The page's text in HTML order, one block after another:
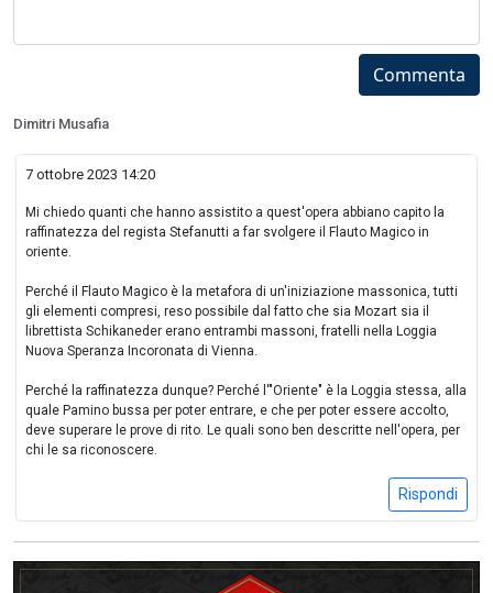
Commenta
Dimitri Musafia
7 ottobre 2023 14:20
Mi chiedo quanti che hanno assistito a quest'opera abbiano capito la
raffinatezza del regista Stefanutti a far svolgere il Flauto Magico in
oriente.
Perché il Flauto Magico è la metafora di un'iniziazione massonica, tutti
gli elementi compresi, reso possibile dal fatto che sia Mozart sia il
librettista Schikaneder erano entrambi massoni, fratelli nella Loggia
Nuova Speranza Incoronata di Vienna.
Perché la raffinatezza dunque? Perché l'"Oriente" è la Loggia stessa, alla
quale Pamino bussa per poter entrare, e che per poter essere accolto,
deve superare le prove di rito. Le quali sono ben descritte nell'opera, per
chi le sa riconoscere.
Rispondi